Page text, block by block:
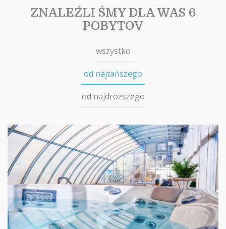
ZNALEŹLI ŚMY DLA WAS 6
POBYTOV
wszystko
od najtańszego
od najdroższego